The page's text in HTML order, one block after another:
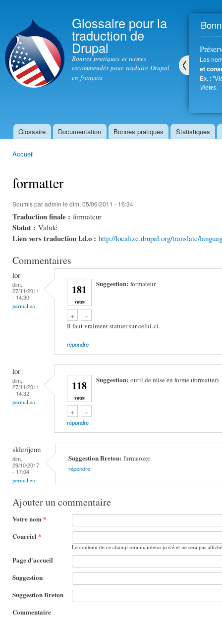
Glossaire pour la
traduction de
Drupal
Bonnes pratiques et termes
recommandés pour traduire Drupal
en français
Les
et
Ex. :
Views.
Menu principal
Glossaire Documentation Bonnes pratiques Statistiques
Accueil
formatter
Soumis paradmin le dim, 05/06/2011 - 16:34
Traduction finale : formateur
Statut : Validé
Lien vers traduction l.d.o : http://localize.drupal.org/translate/
Commentaires
lor
dim,
27/11/2011
- 14:30
permalien
181
votes
+
Vote up!-
Vote down!
Suggestion:formateur
Il faut vraiment statuer sur celui-ci.
répondre
lor
dim,
27/11/2011
- 14:32
permalien
118
votes
+
Vote up!-
Vote down!
Suggestion:outil de mise en forme (formatter)
répondre
sklerijenn
dim,
29/10/2017
- 17:04
permalien
Suggestion Breton: furmaozer
répondre
Ajouter un commentaire
Votre nom*
Courriel *
Le contenu de ce champ sera maintenu privé et ne sera pas
Page d'accueil
Suggestion
Suggestion Breton
Commentaire